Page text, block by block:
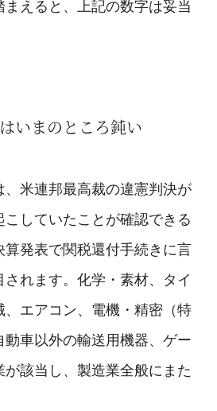
えると、上記の数字は妥当
いまのところ鈍い
、米連邦最高裁の違憲判決が
していたことが確認できる
発表で関税還付手続きに言
れます。化学・素材、タイ
、エアコン、電機・精密（特
動車以外の輸送用機器、ゲー
が該当し、製造業全般にまた